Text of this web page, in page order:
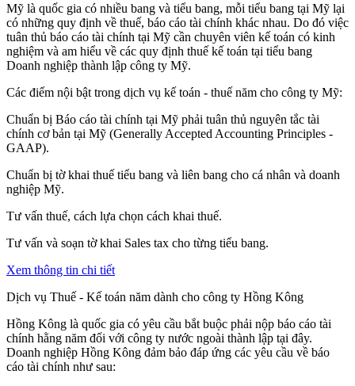
Mỹ là quốc gia có nhiều bang và tiểu bang, mỗi tiểu bang tại Mỹ lại
có những quy định về thuế, báo cáo tài chính khác nhau. Do đó việc
tuân thủ báo cáo tài chính tại Mỹ cần chuyên viên kế toán có kinh
nghiệm và am hiểu về các quy định thuế kế toán tại tiểu bang
Doanh nghiệp thành lập công ty Mỹ.
Các điểm nội bật trong dịch vụ kế toán - thuế năm cho công ty Mỹ:
Chuẩn bị Báo cáo tài chính tại Mỹ phải tuân thủ nguyên tắc tài
chính cơ bản tại Mỹ (Generally Accepted Accounting Principles -
GAAP).
Chuẩn bị tờ khai thuế tiểu bang và liên bang cho cá nhân và doanh
nghiệp Mỹ.
Tư vấn thuế, cách lựa chọn cách khai thuế.
Tư vấn và soạn tờ khai Sales tax cho từng tiểu bang.
Xem thông tin chi tiết
Dịch vụ Thuế - Kế toán năm dành cho công ty Hồng Kông
Hồng Kông là quốc gia có yêu cầu bắt buộc phải nộp báo cáo tài
chính hằng năm đối với công ty nước ngoài thành lập tại đây.
Doanh nghiệp Hồng Kông đảm bảo đáp ứng các yêu cầu về báo
cáo tài chính như sau: